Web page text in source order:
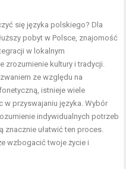
się języka polskiego? Dla
pobyt w Polsce, znajomość
w lokalnym
zrozumienie kultury i tradycji.
ze względu na
istnieje wiele
przyswajaniu języka. Wybór
indywidualnych potrzeb
ułatwić ten proces.
wzbogacić twoje życie i